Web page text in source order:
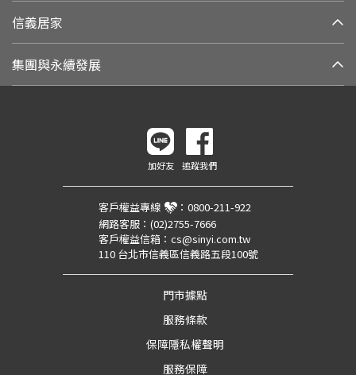
信義居家
集團與永續發展
加好友 追蹤我們
客戶權益專線 ： 0800-211-922
網路客服： (02)2755-7666
客戶權益信箱： cs@sinyi.com.tw
110 台北市信義區信義路五段100號
門市據點
服務條款
保障隱私權聲明
服務保障